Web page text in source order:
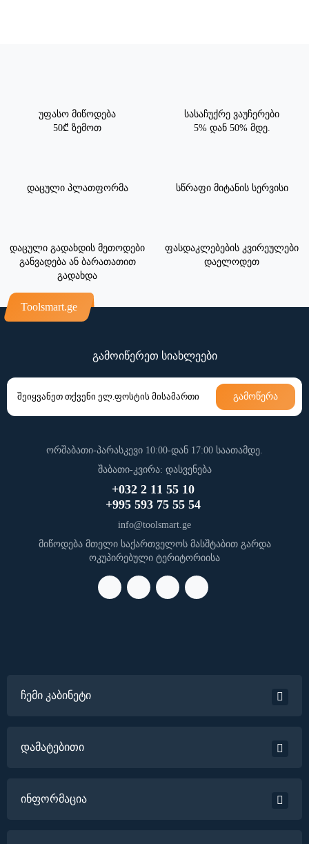
უფასო მიწოდება
50₾ ზემოთ
სასაჩუქრე ვაუჩერები
5% დან 50% მდე.
დაცული პლათფორმა სწრაფი მიტანის სერვისი
დაცული გადახდის მეთოდები
განვადება ან ბარათათით
გადახდა
ფასდაკლებების კვირეულები
დაელოდეთ
Toolsmart.ge
გამოიწერეთ სიახლეები
გამოწერა
ორშაბათი-პარასკევი 10:00-დან 17:00 საათამდე.
შაბათი-კვირა: დასვენება
+032 2 11 55 10
+995 593 75 55 54
info@toolsmart.ge
მიწოდება მთელი საქართველოს მასშტაბით გარდა
ოკუპირებული ტერიტორიისა
ჩემი კაბინეტი
დამატებითი
ინფორმაცია